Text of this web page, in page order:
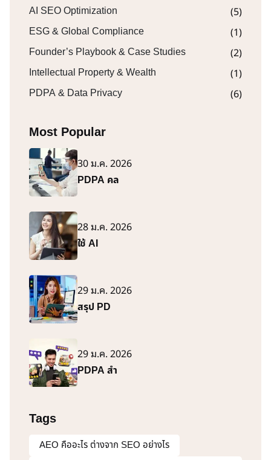
AI SEO Optimization (5)
ESG & Global Compliance (1)
Founder’s Playbook & Case Studies (2)
Intellectual Property & Wealth (1)
PDPA & Data Privacy (6)
Most Popular
30 ม.ค. 2026
PDPA คล
28 ม.ค. 2026
ใช้ AI
29 ม.ค. 2026
สรุป PD
29 ม.ค. 2026
PDPA สำ
Tags
AEO คืออะไร ต่างจาก SEO อย่างไร